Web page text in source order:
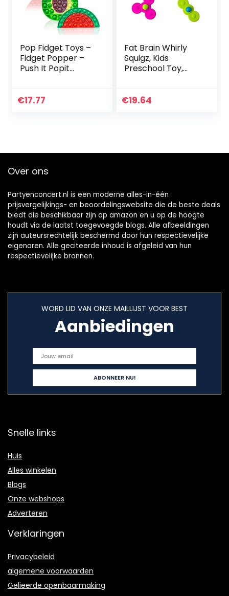
Pop Fidget Toys –
Fidget Popper –
Push It Popit
Poppers
€17.77
Fat Brain Whirly
Squigz, Kids
Preschool Toy,
Suction, Toy
€19.64
Over ons
Partyenconcert.nl is een moderne alles-in-één
prijsvergelijkings- en beoordelingswebsite die de beste deals
biedt die beschikbaar zijn op amazon en u op de hoogte
houdt via de laatst toegevoegde blogs. Alle afbeeldingen
zijn auteursrechtelijk beschermd door hun respectievelijke
eigenaren. Alle geciteerde inhoud is afgeleid van hun
respectievelijke bronnen.
WORD LID VAN ONZE MAILLIJST VOOR BEST
Aanbiedingen
Snelle links
Huis
Alles winkelen
Blogs
Onze webshops
Adverteren
Verklaringen
Privacybeleid
algemene voorwaarden
Gelieerde openbaarmaking